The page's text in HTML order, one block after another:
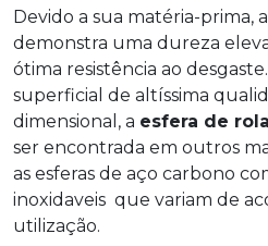
Devido a sua matéria-prima,
demonstra uma dureza
ótima resistência ao
superficial de altíssima
dimensional, a esfera de
ser encontrada em outros
as esferas de aço carbono
inoxidaveis que variam de
utilização.